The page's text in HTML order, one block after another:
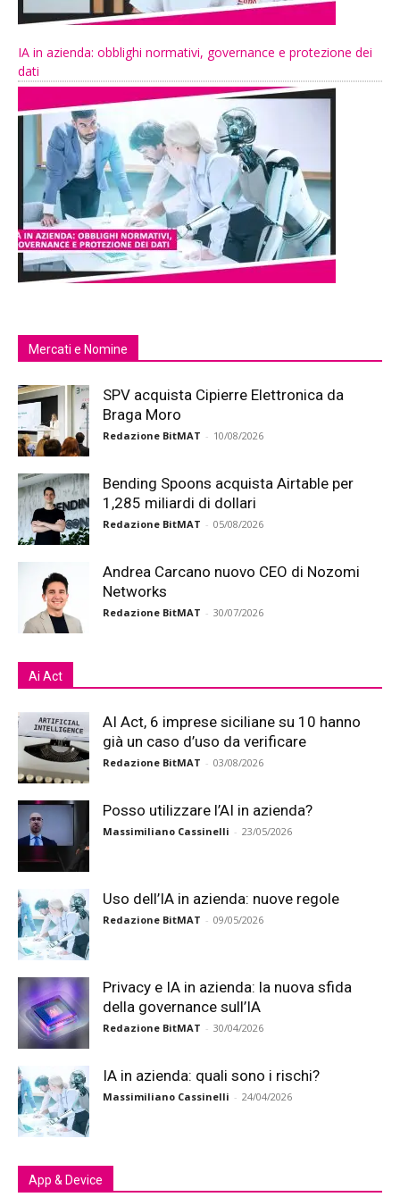
IA in azienda: obblighi normativi, governance e protezione dei
dati
Mercati e Nomine
SPV acquista Cipierre Elettronica da
Braga Moro
Redazione BitMAT - 10/08/2026
Bending Spoons acquista Airtable per
1,285 miliardi di dollari
Redazione BitMAT - 05/08/2026
Andrea Carcano nuovo CEO di Nozomi
Networks
Redazione BitMAT - 30/07/2026
Ai Act
AI Act, 6 imprese siciliane su 10 hanno
già un caso d’uso da verificare
Redazione BitMAT - 03/08/2026
Posso utilizzare l’AI in azienda?
Massimiliano Cassinelli - 23/05/2026
Uso dell’IA in azienda: nuove regole
Redazione BitMAT - 09/05/2026
Privacy e IA in azienda: la nuova sfida
della governance sull’IA
Redazione BitMAT - 30/04/2026
IA in azienda: quali sono i rischi?
Massimiliano Cassinelli - 24/04/2026
App & Device